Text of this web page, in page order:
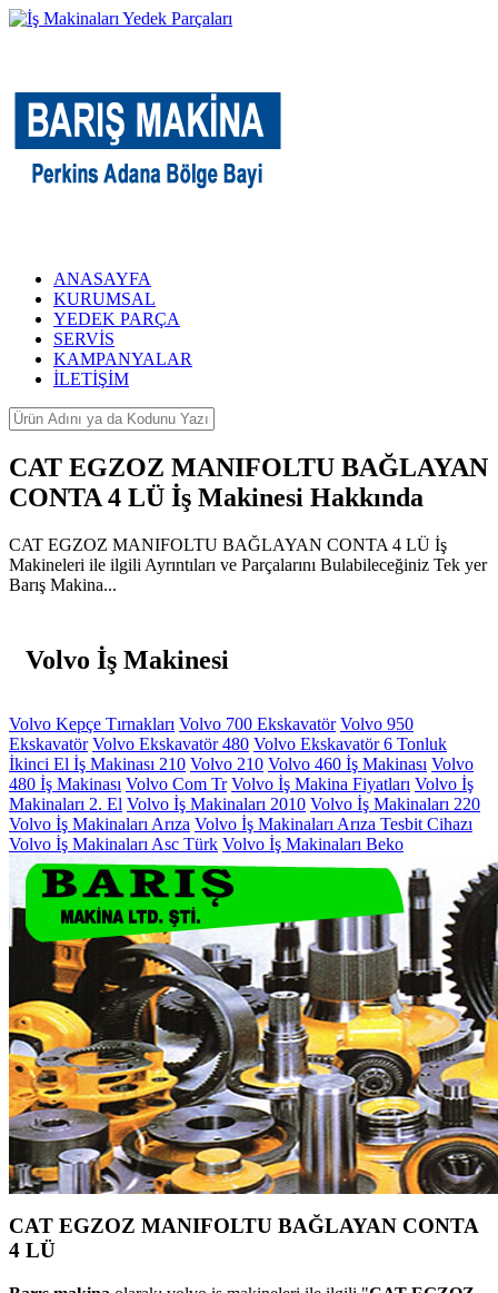
ANASAYFA
KURUMSAL
YEDEK PARÇA
SERVİS
KAMPANYALAR
İLETİŞİM
CAT EGZOZ MANIFOLTU BAĞLAYAN
CONTA 4 LÜ İş Makinesi Hakkında
CAT EGZOZ MANIFOLTU BAĞLAYAN CONTA 4 LÜ İş
Makineleri ile ilgili Ayrıntıları ve Parçalarını Bulabileceğiniz Tek yer
Barış Makina...
Volvo İş Makinesi
Volvo Kepçe Tırnakları Volvo 700 Ekskavatör Volvo 950
Ekskavatör Volvo Ekskavatör 480 Volvo Ekskavatör 6 Tonluk
İkinci El İş Makinası 210 Volvo 210 Volvo 460 İş Makinası Volvo
480 İş Makinası Volvo Com Tr Volvo İş Makina Fiyatları Volvo İş
Makinaları 2. El Volvo İş Makinaları 2010 Volvo İş Makinaları 220
Volvo İş Makinaları Arıza Volvo İş Makinaları Arıza Tesbit Cihazı
Volvo İş Makinaları Asc Türk Volvo İş Makinaları Beko
CAT EGZOZ MANIFOLTU BAĞLAYAN CONTA
4 LÜ